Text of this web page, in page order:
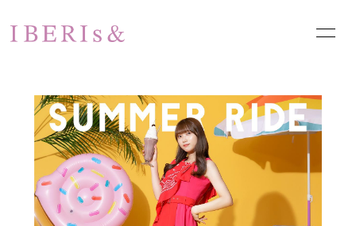
SCHEDULE PROFILE
VIDEO DISCOGRAPHY
PHOTO お問い合わせ